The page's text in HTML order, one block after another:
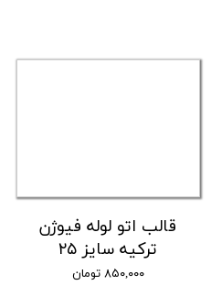
قالب اتو لوله فیوژن
ترکیه سایز ۲۵
۸۵۰,۰۰۰ تومان